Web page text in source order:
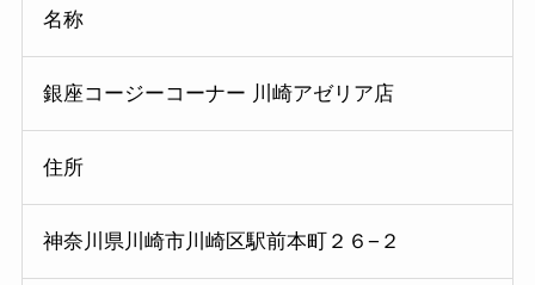
名称
銀座コージーコーナー 川崎アゼリア店
住所
神奈川県川崎市川崎区駅前本町２６−２